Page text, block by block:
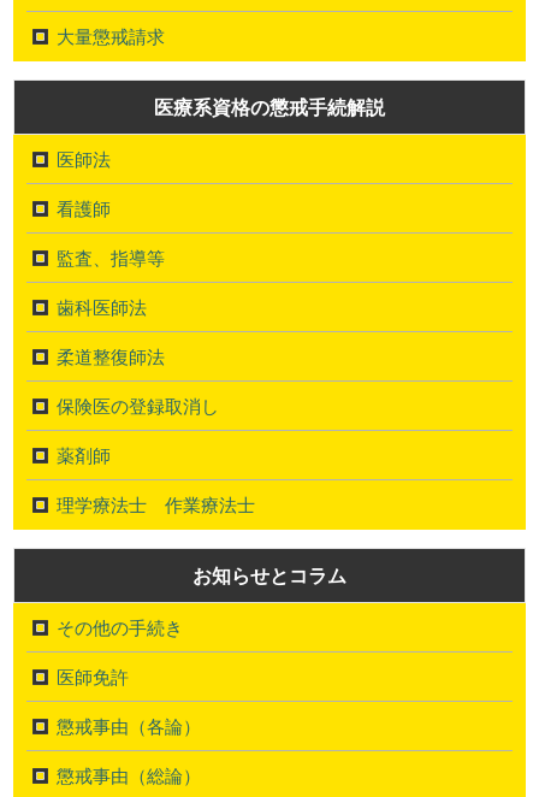
大量懲戒請求
医療系資格の懲戒手続解説
医師法
看護師
監査、指導等
歯科医師法
柔道整復師法
保険医の登録取消し
薬剤師
理学療法士 作業療法士
お知らせとコラム
その他の手続き
医師免許
懲戒事由（各論）
懲戒事由（総論）